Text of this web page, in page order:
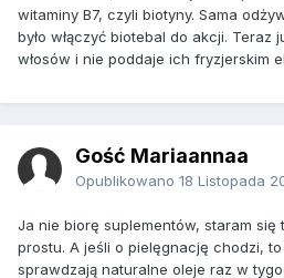
witaminy B7, czyli biotyny. Sama
było włączyć biotebal do akcji. Teraz
włosów i nie poddaje ich fryzjerskim
Gość Mariaannaa
Opublikowano 18 Listopada
Ja nie biorę suplementów, staram się
prostu. A jeśli o pielęgnację chodzi,
sprawdzają naturalne oleje raz w